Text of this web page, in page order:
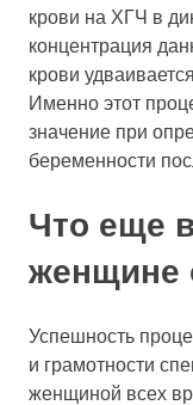
крови на ХГЧ в
концентрация
крови
Именно этот
значение при
беременности
Что еще
женщине
Успешность
и грамотности
женщиной всех